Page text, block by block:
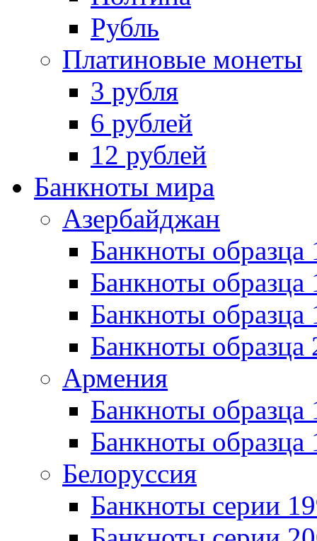
Рубль
Платиновые монеты
3 рубля
6 рублей
12 рублей
Банкноты мира
Азербайджан
Банкноты образца
Банкноты образца
Банкноты
Банкноты образца
Армения
Банкноты образца
Банкноты образца
Белоруссия
Банкноты серии